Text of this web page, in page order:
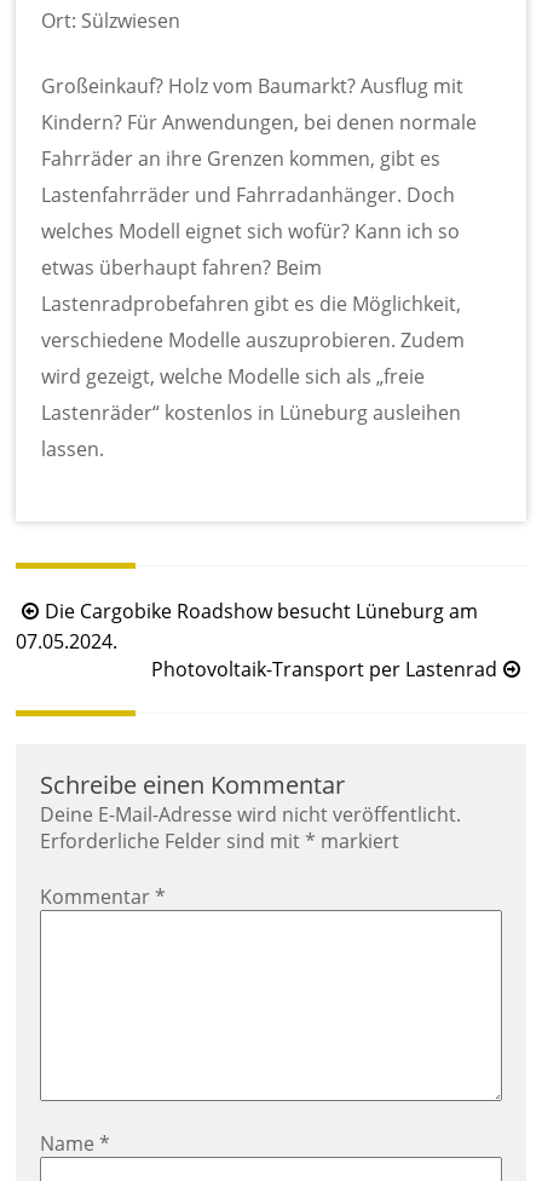
Ort: Sülzwiesen
Großeinkauf? Holz vom Baumarkt? Ausflug mit
Kindern? Für Anwendungen, bei denen normale
Fahrräder an ihre Grenzen kommen, gibt es
Lastenfahrräder und Fahrradanhänger. Doch
welches Modell eignet sich wofür? Kann ich so
etwas überhaupt fahren? Beim
Lastenradprobefahren gibt es die Möglichkeit,
verschiedene Modelle auszuprobieren. Zudem
wird gezeigt, welche Modelle sich als „freie
Lastenräder“ kostenlos in Lüneburg ausleihen
lassen.
B
e
t
Die Cargobike Roadshow besucht Lüneburg am
07.05.2024.
Photovoltaik-Transport per Lastenrad
Schreibe einen Kommentar
Deine E-Mail-Adresse wird nicht veröffentlicht.
Erforderliche Felder sind mit * markiert
Kommentar *
Name *